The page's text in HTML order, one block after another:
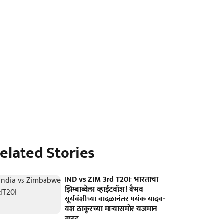
Stories
IND vs ZIM 3rd T20I: भारताचा
झिम्बाब्वेला व्हाईटवॉश! वैभव
सूर्यवंशीच्या वादळानंतर मयंक यादव-
यश ठाकूरच्या माऱ्यासमोर यजमान